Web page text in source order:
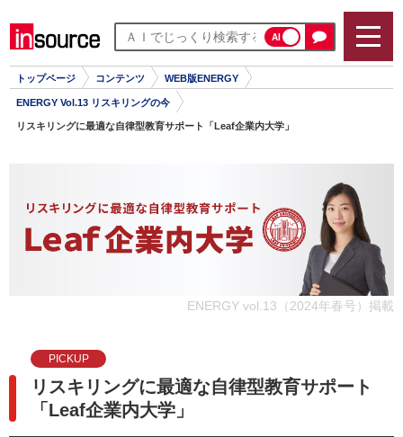
AI
トップページ コンテンツ WEB版ENERGY
ENERGY Vol.13 リスキリングの今
リスキリングに最適な自律型教育サポート「Leaf企業内大学」
ENERGY vol.13（2024年春号）掲載
PICKUP
リスキリングに最適な自律型教育サポート
「Leaf企業内大学」